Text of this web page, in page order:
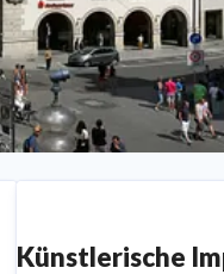
Künstlerische